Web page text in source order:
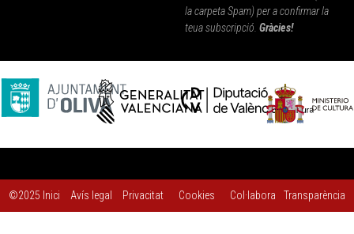
la carpeta Spam) per a confirmar la
teua subscripció. Gràcies!
©2025 Inici Avís legal Privacitat Cookies Col·labora Transparència